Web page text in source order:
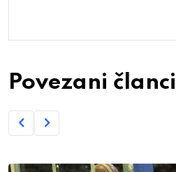
Povezani članci